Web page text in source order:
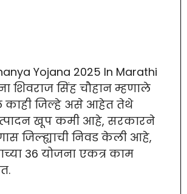
Yojana 2025 In Marathi
शिवराज सिंह चौहान म्हणाले
काही जिल्हे असे आहेत तेथे
खूप कमी आहे, सरकारने
जिल्ह्याची निवड केली आहे,
36 योजना एकत्र काम